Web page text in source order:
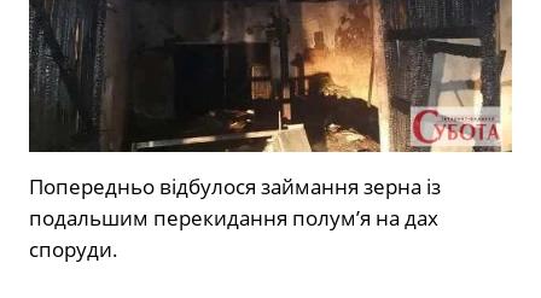
Попередньо відбулося займання зерна із
подальшим перекидання полум’я на дах
споруди.